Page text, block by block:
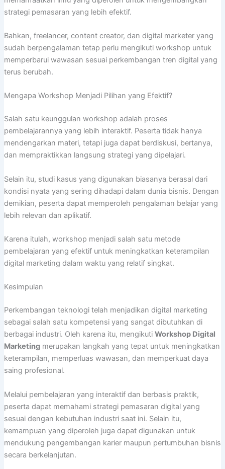
strategi pemasaran yang lebih efektif.
Bahkan, freelancer, content creator, dan digital marketer yang
sudah berpengalaman tetap perlu mengikuti workshop untuk
memperbarui wawasan sesuai perkembangan tren digital yang
terus berubah.
Mengapa Workshop Menjadi Pilihan yang Efektif?
Salah satu keunggulan workshop adalah proses
pembelajarannya yang lebih interaktif. Peserta tidak hanya
mendengarkan materi, tetapi juga dapat berdiskusi, bertanya,
dan mempraktikkan langsung strategi yang dipelajari.
Selain itu, studi kasus yang digunakan biasanya berasal dari
kondisi nyata yang sering dihadapi dalam dunia bisnis. Dengan
demikian, peserta dapat memperoleh pengalaman belajar yang
lebih relevan dan aplikatif.
Karena itulah, workshop menjadi salah satu metode
pembelajaran yang efektif untuk meningkatkan keterampilan
digital marketing dalam waktu yang relatif singkat.
Kesimpulan
Perkembangan teknologi telah menjadikan digital marketing
sebagai salah satu kompetensi yang sangat dibutuhkan di
berbagai industri. Oleh karena itu, mengikuti Workshop Digital
Marketingmerupakan langkah yang tepat untuk meningkatkan
keterampilan, memperluas wawasan, dan memperkuat daya
saing profesional.
Melalui pembelajaran yang interaktif dan berbasis praktik,
peserta dapat memahami strategi pemasaran digital yang
sesuai dengan kebutuhan industri saat ini. Selain itu,
kemampuan yang diperoleh juga dapat digunakan untuk
mendukung pengembangan karier maupun pertumbuhan bisnis
secara berkelanjutan.